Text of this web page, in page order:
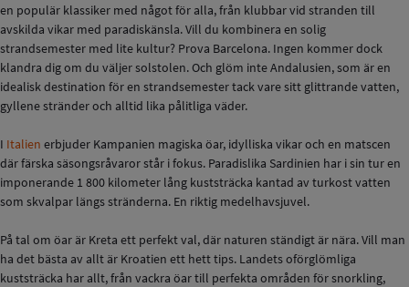
en populär klassiker med något för alla, från klubbar vid stranden till
avskilda vikar med paradiskänsla. Vill du kombinera en solig
strandsemester med lite kultur? Prova Barcelona. Ingen kommer dock
klandra dig om du väljer solstolen. Och glöm inte Andalusien, som är en
idealisk destination för en strandsemester tack vare sitt glittrande vatten,
gyllene stränder och alltid lika pålitliga väder.
I Italien erbjuder Kampanien magiska öar, idylliska vikar och en matscen
där färska säsongsråvaror står i fokus. Paradislika Sardinien har i sin tur en
imponerande 1 800 kilometer lång kuststräcka kantad av turkost vatten
som skvalpar längs stränderna. En riktig medelhavsjuvel.
På tal om öar är Kreta ett perfekt val, där naturen ständigt är nära. Vill man
ha det bästa av allt är Kroatien ett hett tips. Landets oförglömliga
kuststräcka har allt, från vackra öar till perfekta områden för snorkling,